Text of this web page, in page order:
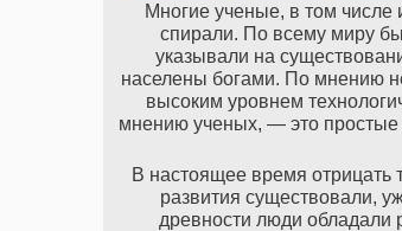
Многие ученые, в том числе
спирали. По всему миру
указывали на
населены богами. По мнению
высоким уровнем
мнению ученых, — это простые
В настоящее время отрицать
развития существовали,
древности люди обладали